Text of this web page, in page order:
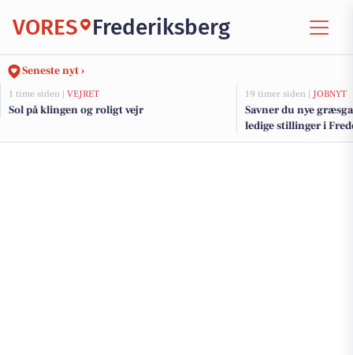
VORES Frederiksberg
Seneste nyt ›
1 time siden | VEJRET
Sol på klingen og roligt vejr
19 timer siden | JOBNYT
Savner du nye
ledige stillinger i